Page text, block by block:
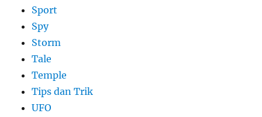
Sport
Spy
Storm
Tale
Temple
Tips dan Trik
UFO